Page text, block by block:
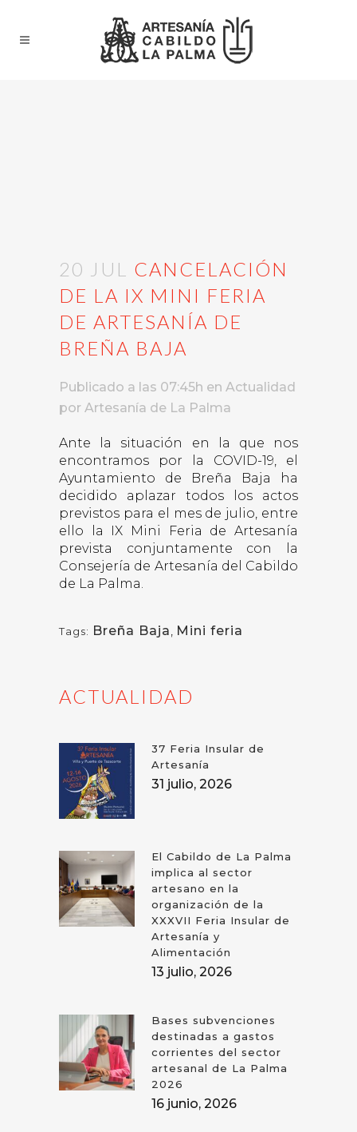
20 JUL
CANCELACIÓN
DE LA IX MINI FERIA
DE ARTESANÍA DE
BREÑA BAJA
Publicado a las 07:45h en Actualidad
por Artesanía de La Palma
Ante la situación en la que nos
encontramos por la COVID-19, el
Ayuntamiento de Breña Baja ha
decidido aplazar todos los actos
previstos para el mes de julio, entre
ello la IX Mini Feria de Artesanía
prevista conjuntamente con la
Consejería de Artesanía del Cabildo
de La Palma.
Tags: Breña Baja, Mini feria
ACTUALIDAD
37 Feria Insular de
Artesanía
31 julio, 2026
El Cabildo de La Palma
implica al sector
artesano en la
organización de la
XXXVII Feria Insular de
Artesanía y
Alimentación
13 julio, 2026
Bases subvenciones
destinadas a gastos
corrientes del sector
artesanal de La Palma
2026
16 junio, 2026